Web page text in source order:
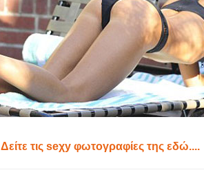
Δείτε τις seχy φωτογραφίες της εδώ....